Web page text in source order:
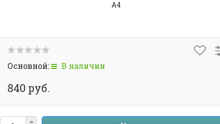
А4
Основной: В наличии
840 руб.